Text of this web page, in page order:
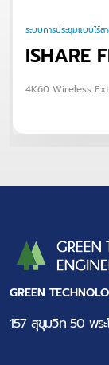
ระบบการประชุมแบบไร้
ISHARE
4K60 Wireless
GREEN
157 สุขุมวิท 50 พร